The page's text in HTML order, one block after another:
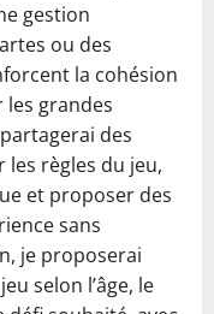
gestion
ou des
la cohésion
les grandes
des
règles du jeu,
et proposer des
sans
je proposerai
selon l’âge, le